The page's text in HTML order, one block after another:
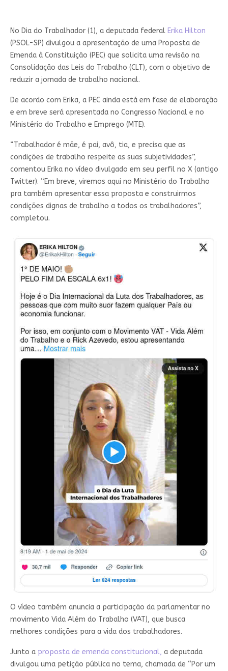
No Dia do Trabalhador (1), a deputada federal Erika Hilton
(PSOL-SP) divulgou a apresentação de uma Proposta de
Emenda à Constituição (PEC) que solicita uma revisão na
Consolidação das Leis do Trabalho (CLT), com o objetivo de
reduzir a jornada de trabalho nacional.
De acordo com Erika, a PEC ainda está em fase de elaboração
e em breve será apresentada no Congresso Nacional e no
Ministério do Trabalho e Emprego (MTE).
“Trabalhador é mãe, é pai, avô, tia, e precisa que as
condições de trabalho respeite as suas subjetividades”,
comentou Erika no vídeo divulgado em seu perfil no X (antigo
Twitter). “Em breve, viremos aqui no Ministério do Trabalho
pra também apresentar essa proposta e construirmos
condições dignas de trabalho a todos os trabalhadores”,
completou.
O vídeo também anuncia a participação da parlamentar no
movimento Vida Além do Trabalho (VAT), que busca
melhores condições para a vida dos trabalhadores.
Junto a proposta de emenda constitucional, a deputada
divulgou uma petição pública no tema, chamada de “Por um